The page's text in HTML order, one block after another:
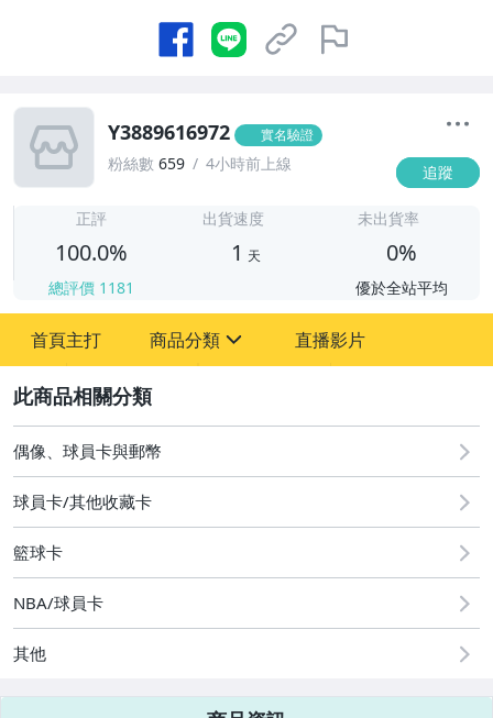
Y3889616972 實名驗證
粉絲數 659 4小時前上線 追蹤
正評
100.0%
總評價 1181
出貨速度
1 天
未出貨率
0%
優於全站平均
首頁主打 商品分類
偶像、球員卡與郵幣
直播影片
偶像、球員卡與郵幣
球員卡/其他收藏卡
籃球卡
NBA/球員卡
其他